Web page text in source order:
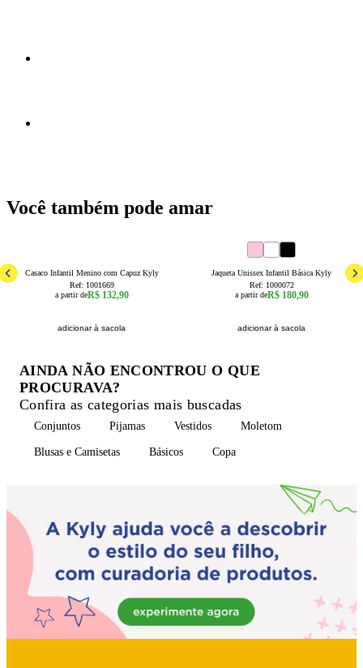
Você também pode amar
Casaco Infantil Menino com Capuz Kyly
Ref: 1001669
a partir deR$ 132,90
adicionar à sacola
Jaqueta Unissex Infantil Básica Kyly
Ref: 1000072
a partir deR$ 180,90
adicionar à sacola
AINDA NÃO ENCONTROU O QUE
PROCURAVA?
Confira as categorias mais buscadas
Conjuntos Pijamas Vestidos Moletom
Blusas e Camisetas Básicos Copa